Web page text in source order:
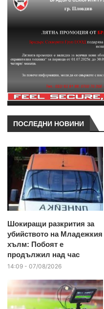
ПОСЛЕДНИ НОВИНИ
Шокиращи разкрития за
убийството на Младежкия
хълм: Побоят е
продължил над час
14:09 - 07/08/2026